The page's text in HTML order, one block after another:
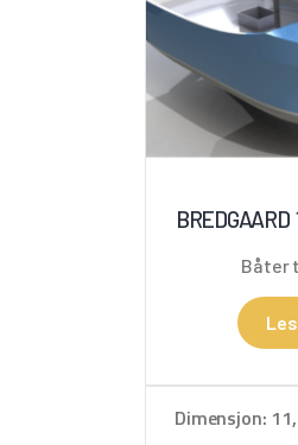
BREDGAARD
Båter
Dimensjon: